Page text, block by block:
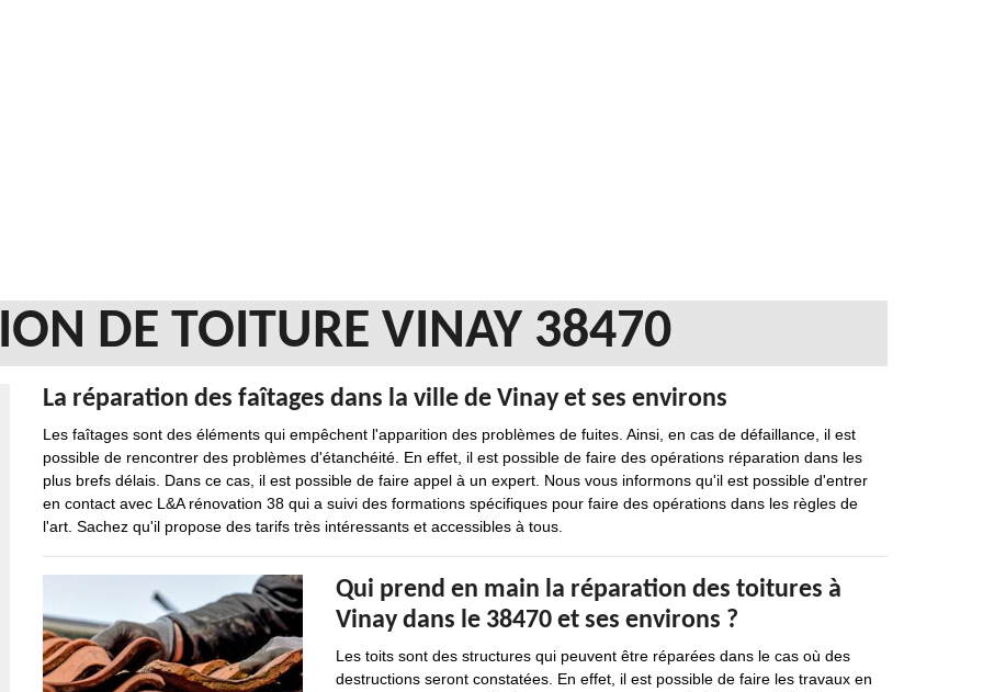
DE TOITURE VINAY 38470
La réparation des faîtages dans la ville de Vinay et ses environs
Les faîtages sont des éléments qui empêchent l'apparition des problèmes de fuites. Ainsi, en cas de défaillance, il est
possible de rencontrer des problèmes d'étanchéité. En effet, il est possible de faire des opérations réparation dans les
plus brefs délais. Dans ce cas, il est possible de faire appel à un expert. Nous vous informons qu'il est possible d'entrer
en contact avec L&A rénovation 38 qui a suivi des formations spécifiques pour faire des opérations dans les règles de
l'art. Sachez qu'il propose des tarifs très intéressants et accessibles à tous.
Qui prend en main la réparation des toitures à
Vinay dans le 38470 et ses environs ?
Les toits sont des structures qui peuvent être réparées dans le cas où des
destructions seront constatées. En effet, il est possible de faire les travaux en